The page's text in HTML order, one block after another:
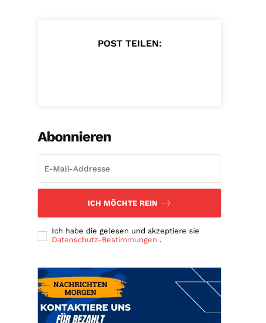
POST TEILEN:
Abonnieren
ICH MÖCHTE REIN
Ich habe die gelesen und akzeptiere sie
Datenschutz-Bestimmungen .